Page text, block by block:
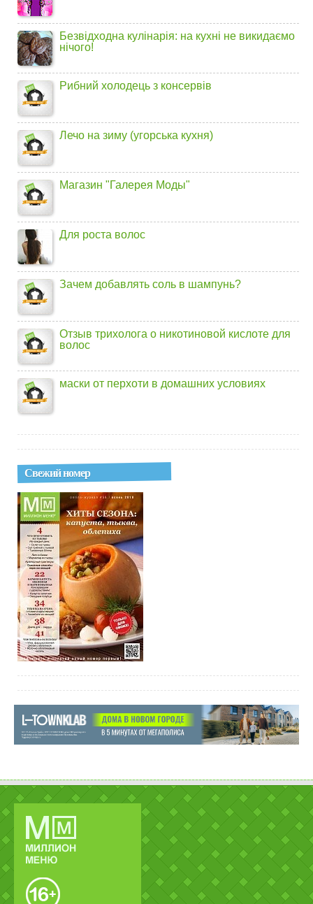
Безвідходна кулінарія: на кухні не викидаємо
нічого!
Рибний холодець з консервів
Лечо на зиму (угорська кухня)
Магазин "Галерея Моды"
Для роста волос
Зачем добавлять соль в шампунь?
Отзыв трихолога о никотиновой кислоте для
волос
маски от перхоти в домашних условиях
Свежий номер